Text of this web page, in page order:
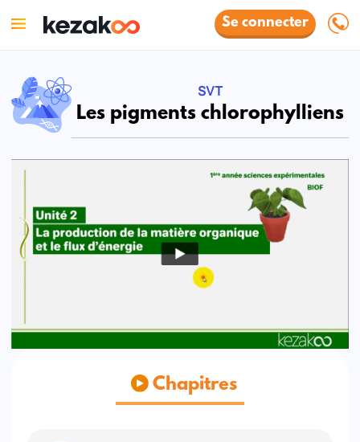
Se connecter
SVT
Les pigments chlorophylliens
Chapitres